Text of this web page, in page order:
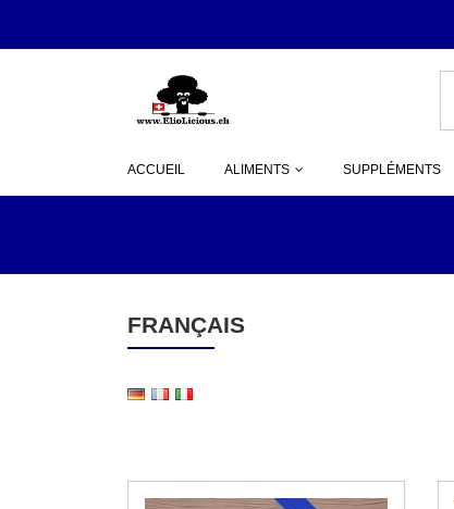
ACCUEIL ALIMENTS SUPPLÉMENTS
FRANÇAIS